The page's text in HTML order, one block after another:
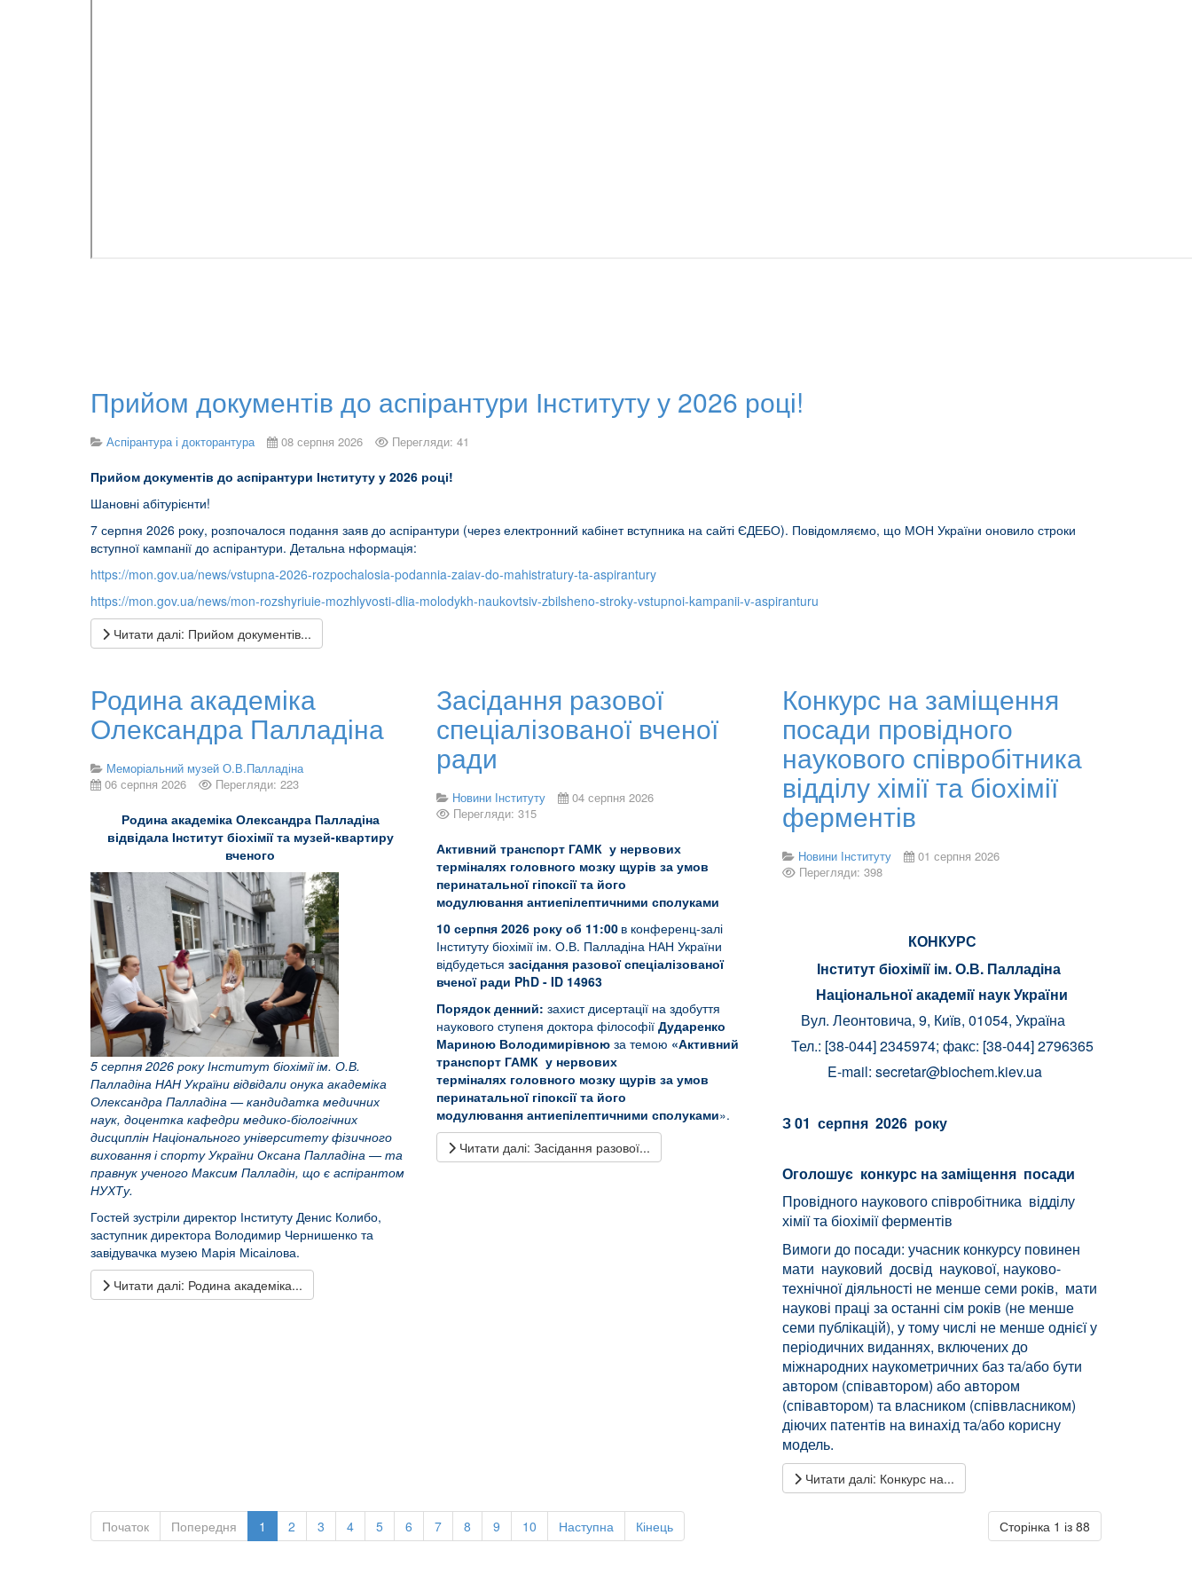
Прийом документів до аспірантури Інституту у 2026 році!
Аспірантура і докторантура 08 серпня 2026 Перегляди: 41
Прийом документів до аспірантури Інституту у 2026 році!
Шановні абітурієнти!
7 серпня 2026 року, розпочалося подання заяв до аспірантури (через електронний кабінет вступника на сайті ЄДЕБО). Повідомляємо, що МОН України оновило строки
вступної кампанії до аспірантури. Детальна нформація:
https://mon.gov.ua/news/vstupna-2026-rozpochalosia-podannia-zaiav-do-mahistratury-ta-aspirantury
https://mon.gov.ua/news/mon-rozshyriuie-mozhlyvosti-dlia-molodykh-naukovtsiv-zbilsheno-stroky-vstupnoi-kampanii-v-aspiranturu
Читати далі: Прийом документів...
Родина академіка
Олександра Палладіна
Меморіальний музей О.В.Палладіна
06 серпня 2026
Перегляди: 223
Родина академіка Олександра Палладіна
відвідала Інститут біохімії та музей-квартиру
вченого
5 серпня 2026 року Інститут біохімії ім. О.В.
Палладіна НАН України відвідали онука академіка
Олександра Палладіна — кандидатка медичних
наук, доцентка кафедри медико-біологічних
дисциплін Національного університету фізичного
виховання і спорту України Оксана Палладіна — та
правнук ученого Максим Палладін, що є аспірантом
НУХТу.
Гостей зустріли директор Інституту Денис Колибо,
заступник директора Володимир Чернишенко та
завідувачка музею Марія Місаілова.
Читати далі: Родина академіка...
Засідання разової
спеціалізованої вченої
ради
Новини Інституту
04 серпня 2026
Перегляди: 315
Активний транспорт ГАМК у нервових
терміналях головного мозку щурів за умов
перинатальної гіпоксії та його
модулювання антиепілептичними сполуками
10 серпня 2026 року об 11:00 в конференц-залі
Інституту біохімії ім. О.В. Палладіна НАН України
відбудеться засідання разової спеціалізованої
вченої ради PhD - ID 14963
Порядок денний: захист дисертації на здобуття
наукового ступеня доктора філософії Дударенко
Мариною Володимирівною за темою «Активний
транспорт ГАМК у нервових
терміналях головного мозку щурів за умов
перинатальної гіпоксії та його
модулювання антиепілептичними сполуками».
Читати далі: Засідання разової...
Конкурс на заміщення
посади провідного
наукового співробітника
відділу хімії та біохімії
ферментів
Новини Інституту
01 серпня 2026
Перегляди: 398
КОНКУРС
Інститут біохімії ім. О.В. Палладіна
Національної академії наук України
Вул. Леонтовича, 9, Київ, 01054, Україна
Тел.: [38-044] 2345974; факс: [38-044] 2796365
E-mail: secretar@biochem.kiev.ua
З01 серпня 2026 року
Оголошує конкурс на заміщення посади
Провідного наукового співробітника відділу
хімії та біохімії ферментів
Вимоги до посади: учасник конкурсу повинен
мати науковий досвід наукової, науково-
технічної діяльності не менше семи років, мати
наукові праці за останні сім років (не менше
семи публікацій), у тому числі не менше однієї у
періодичних виданнях, включених до
міжнародних наукометричних баз та/або бути
автором (співавтором) або автором
(співавтором) та власником (співвласником)
діючих патентів на винахід та/або корисну
модель.
Читати далі: Конкурс на...
Сторінка 1 із 88
Початок Попередня 1 2 3 4 5 6 7 8 9 10 Наступна Кінець